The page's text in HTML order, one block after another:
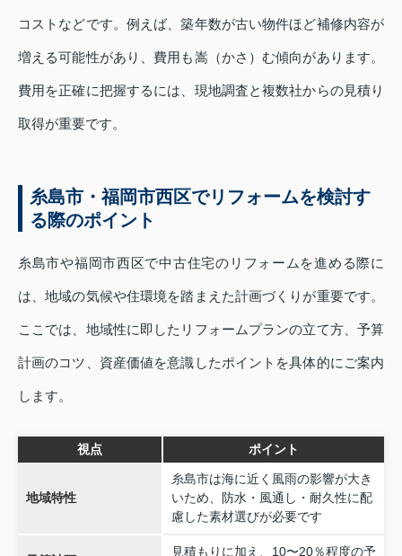
コストなどです。例えば、築年数が古い物件ほど補修内容が
増える可能性があり、費用も嵩（かさ）む傾向があります。
費用を正確に把握するには、現地調査と複数社からの見積り
取得が重要です。
糸島市・福岡市西区でリフォームを検討す
る際のポイント
糸島市や福岡市西区で中古住宅のリフォームを進める際に
は、地域の気候や住環境を踏まえた計画づくりが重要です。
ここでは、地域性に即したリフォームプランの立て方、予算
計画のコツ、資産価値を意識したポイントを具体的にご案内
します。
視点 ポイント
地域特性
糸島市は海に近く風雨の影響が大き
いため、防水・風通し・耐久性に配
慮した素材選びが必要です
見積もりに加え、10〜20％程度の予